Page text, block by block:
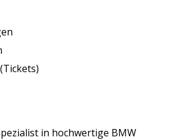
in hochwertige BMW